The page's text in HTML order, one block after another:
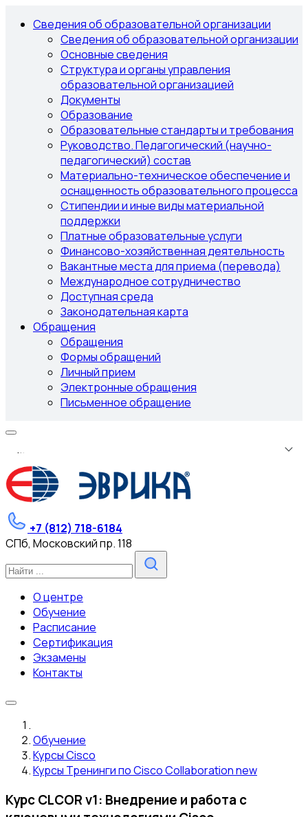
Сведения об образовательной организации
Сведения об образовательной организации
Основные сведения
Структура и органы управления
образовательной организацией
Документы
Образование
Образовательные стандарты и требования
Руководство. Педагогический (научно-
педагогический) состав
Материально-техническое обеспечение и
оснащенность образовательного процесса
Стипендии и иные виды материальной
поддержки
Платные образовательные услуги
Финансово-хозяйственная деятельность
Вакантные места для приема (перевода)
Международное сотрудничество
Доступная среда
Законодательная карта
Обращения
Обращения
Формы обращений
Личный прием
Электронные обращения
Письменное обращение
...
+7 (812) 718-6184
СПб, Московский пр. 118
О центре
Обучение
Расписание
Сертификация
Экзамены
Контакты
Обучение
Курсы Cisco
Курсы Тренинги по Cisco Collaboration new
Курс CLCOR v1: Внедрение и работа с